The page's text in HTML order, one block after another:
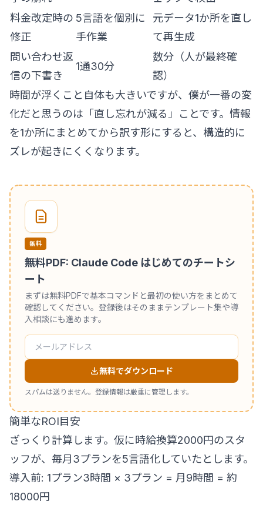
料金改定時の
修正
5言語を個別に
手作業
元データ1か所を直し
て再生成
問い合わせ返
信の下書き
1通30分
数分（人が最終確
認）
時間が浮くこと自体も大きいですが、僕が一番の変
化だと思うのは「直し忘れが減る」ことです。情報
を1か所にまとめてから訳す形にすると、構造的に
ズレが起きにくくなります。
無料
無料PDF: Claude Code はじめてのチートシ
ート
まずは無料PDFで基本コマンドと最初の使い方をまとめて
確認してください。登録後はそのままテンプレート集や導
入相談にも進めます。
無料でダウンロード
スパムは送りません。登録情報は厳重に管理します。
簡単なROI目安
ざっくり計算します。仮に時給換算2000円のスタ
ッフが、毎月3プランを5言語化していたとします。
導入前: 1プラン3時間 × 3プラン = 月9時間 = 約
18000円